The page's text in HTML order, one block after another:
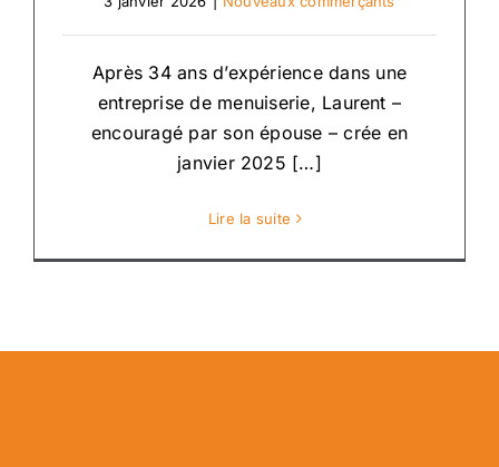
Après 34 ans d’expérience dans une
entreprise de menuiserie, Laurent –
encouragé par son épouse – crée en
janvier 2025 […]
Lire la suite